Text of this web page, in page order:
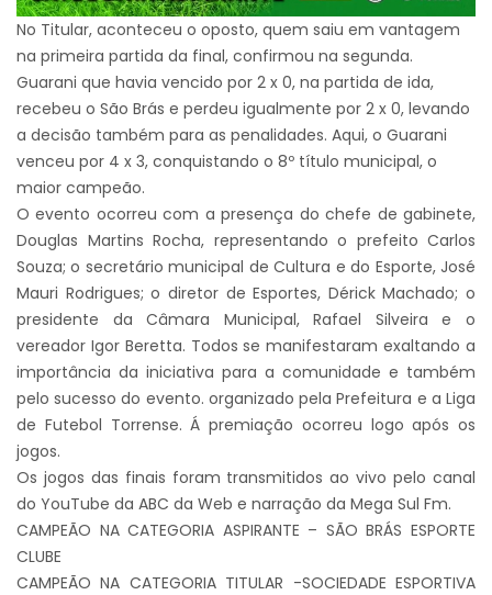
No Titular, aconteceu o oposto, quem saiu em vantagem
na primeira partida da final, confirmou na segunda.
Guarani que havia vencido por 2 x 0, na partida de ida,
recebeu o São Brás e perdeu igualmente por 2 x 0, levando
a decisão também para as penalidades. Aqui, o Guarani
venceu por 4 x 3, conquistando o 8º título municipal, o
maior campeão.
O evento ocorreu com a presença do chefe de gabinete,
Douglas Martins Rocha, representando o prefeito Carlos
Souza; o secretário municipal de Cultura e do Esporte, José
Mauri Rodrigues; o diretor de Esportes, Dérick Machado; o
presidente da Câmara Municipal, Rafael Silveira e o
vereador Igor Beretta. Todos se manifestaram exaltando a
importância da iniciativa para a comunidade e também
pelo sucesso do evento. organizado pela Prefeitura e a Liga
de Futebol Torrense. Á premiação ocorreu logo após os
jogos.
Os jogos das finais foram transmitidos ao vivo pelo canal
do YouTube da ABC da Web e narração da Mega Sul Fm.
CAMPEÃO NA CATEGORIA ASPIRANTE – SÃO BRÁS ESPORTE
CLUBE
CAMPEÃO NA CATEGORIA TITULAR -SOCIEDADE ESPORTIVA